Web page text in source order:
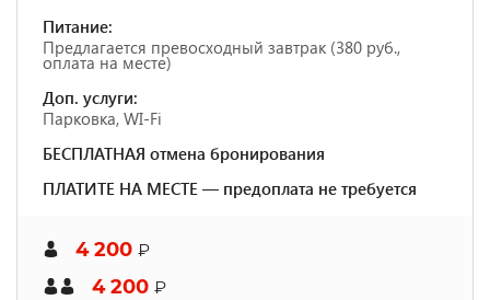
Питание:
Предлагается превосходный завтрак (380 руб.,
оплата на месте)
Доп. услуги:
Парковка, WI-Fi
БЕСПЛАТНАЯ отмена бронирования
ПЛАТИТЕ НА МЕСТЕ — предоплата не требуется
4 200 ₽
4 200 ₽